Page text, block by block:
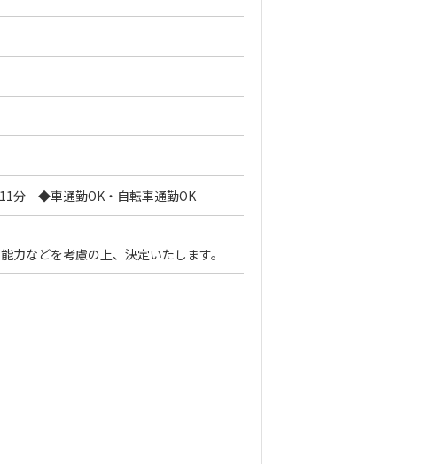
11分 ◆車通勤OK・自転車通勤OK
などを考慮の上、決定いたします。